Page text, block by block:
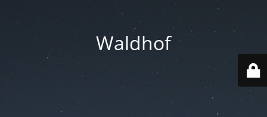
Waldhof